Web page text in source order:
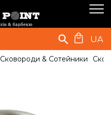
UA
Сковороди & Сотейники